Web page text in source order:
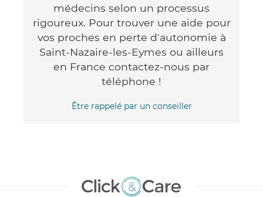
médecins selon un processus
rigoureux. Pour trouver une aide pour
vos proches en perte d'autonomie à
Saint-Nazaire-les-Eymes ou ailleurs
en France contactez-nous par
téléphone !
Être rappelé par un conseiller